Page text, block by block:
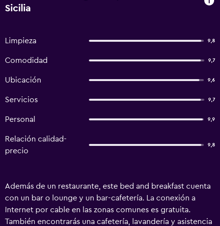
Sicilia
Limpieza 9,8
Comodidad 9,7
Ubicación 9,6
Servicios 9,7
Personal 9,9
Relación calidad-
precio
9,8
Además de un restaurante, este bed and breakfast cuenta
con un bar o lounge y un bar-cafetería. La conexión a
Internet por cable en las zonas comunes es gratuita.
También encontrarás una cafetería, lavandería y asistencia